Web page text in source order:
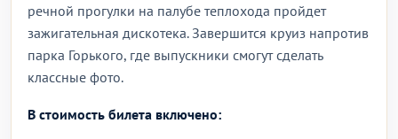
речной прогулки на палубе теплохода пройдет
зажигательная дискотека. Завершится круиз напротив
парка Горького, где выпускники смогут сделать
классные фото.
В стоимость билета включено: